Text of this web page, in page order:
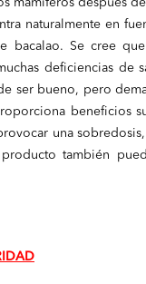
mamíferos después
naturalmente en
bacalao. Se cree
deficiencias de
ser bueno, pero
beneficios
una
también